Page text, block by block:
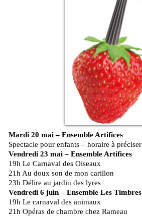
Mardi 20 mai – Ensemble Artifices
Spectacle pour enfants – horaire à préciser
Vendredi 23 mai – Ensemble Artifices
19h Le Carnaval des Oiseaux
21h Au doux son de mon carillon
23h Délire au jardin des lyres
Vendredi 6 juin – Ensemble Les Timbres
19h Le carnaval des animaux
21h Opéras de chambre chez Rameau